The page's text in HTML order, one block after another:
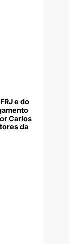
e do
Carlos
da